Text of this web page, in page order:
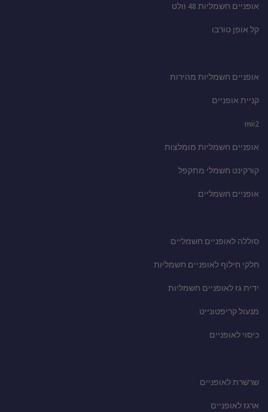
אופניים חשמליות 48 וולט
קל אופן טורבו
אופניים חשמליות מהירות
קניית אופניים
mii2
אופניים חשמליות מומלצות
קורקינט חשמלי מתקפל
אופניים חשמליים
סוללה לאופניים חשמליים
חלקי חילוף לאופניים חשמליות
ידית גז לאופניים חשמליות
מנעול קריפטונייט
כיסוי לאופניים
שרשרת לאופניים
ארגז לאופניים